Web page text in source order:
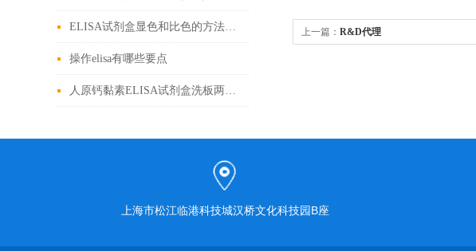
ELISA试剂盒显色和比色的方法有什么不同
操作elisa有哪些要点
人原钙黏素ELISA试剂盒洗板两点方法
上一篇： R&D代理
上海市松江临港科技城汉桥文化科技园B座